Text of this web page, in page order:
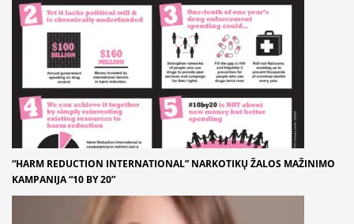
“HARM REDUCTION INTERNATIONAL” NARKOTIKŲ ŽALOS MAŽINIMO
KAMPANIJA “10 BY 20”